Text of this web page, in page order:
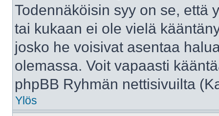
Todennäköisin syy on se, että
tai kukaan ei ole vielä
josko he voisivat asentaa
olemassa. Voit vapaasti
phpBB Ryhmän nettisivuilta
Ylös